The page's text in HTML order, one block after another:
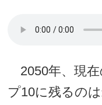
2050年、現在
プ10に残るの